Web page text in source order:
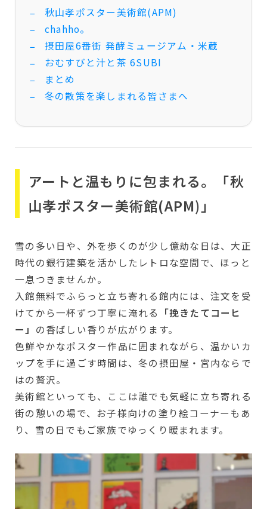
秋山孝ポスター美術館(APM)
chahho。
摂田屋6番街 発酵ミュージアム・米蔵
おむすびと汁と茶 6SUBI
まとめ
冬の散策を楽しまれる皆さまへ
アートと温もりに包まれる。「秋
山孝ポスター美術館(APM)」
雪の多い日や、外を歩くのが少し億劫な日は、大正
時代の銀行建築を活かしたレトロな空間で、ほっと
一息つきませんか。
入館無料でふらっと立ち寄れる館内には、注文を受
けてから一杯ずつ丁寧に淹れる
「挽きたてコーヒ
ー」 の香ばしい香りが広がります。
色鮮やかなポスター作品に囲まれながら、温かいカ
ップを手に過ごす時間は、冬の摂田屋・宮内ならで
はの贅沢。
美術館といっても、ここは誰でも気軽に立ち寄れる
街の憩いの場で、お子様向けの塗り絵コーナーもあ
り、雪の日でもご家族でゆっくり暖まれます。